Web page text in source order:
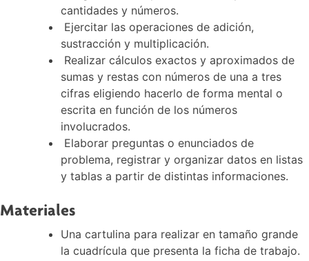
cantidades y números.
Ejercitar las operaciones de adición,
sustracción y multiplicación.
Realizar cálculos exactos y aproximados de
sumas y restas con números de una a tres
cifras eligiendo hacerlo de forma mental o
escrita en función de los números
involucrados.
Elaborar preguntas o enunciados de
problema, registrar y organizar datos en listas
y tablas a partir de distintas informaciones.
Materiales
Una cartulina para realizar en tamaño grande
la cuadrícula que presenta la ficha de trabajo.